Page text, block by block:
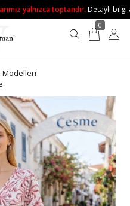
yalnızca toptandır.Detaylı bilgi
0
Modelleri